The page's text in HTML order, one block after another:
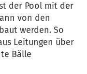
der Pool mit der
von den
werden. So
Leitungen über
Bälle